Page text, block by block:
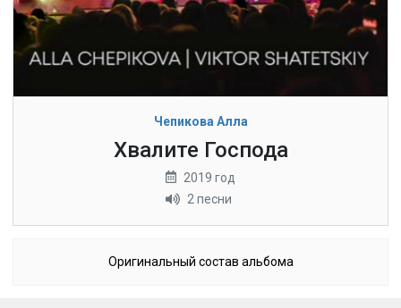
Чепикова Алла
Хвалите Господа
2019 год
2 песни
Оригинальный состав альбома